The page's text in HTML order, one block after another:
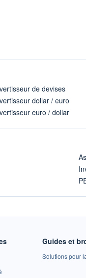
de devises
dollar / euro
euro / dollar
Guides et
Solutions pour